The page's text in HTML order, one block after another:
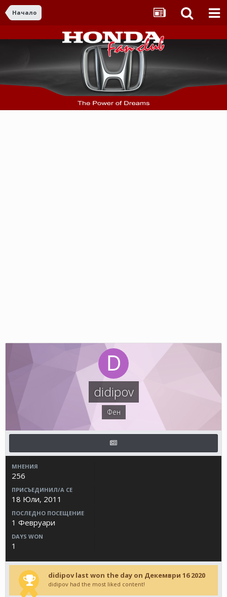
Начало
didipov
Фен
МНЕНИЯ
256
ПРИСЪЕДИНИЛ/А СЕ
18 Юли, 2011
ПОСЛЕДНО ПОСЕЩЕНИЕ
1 Февруари
DAYS WON
1
didipov last won the day on Декември 16 2020
didipov had the most liked content!